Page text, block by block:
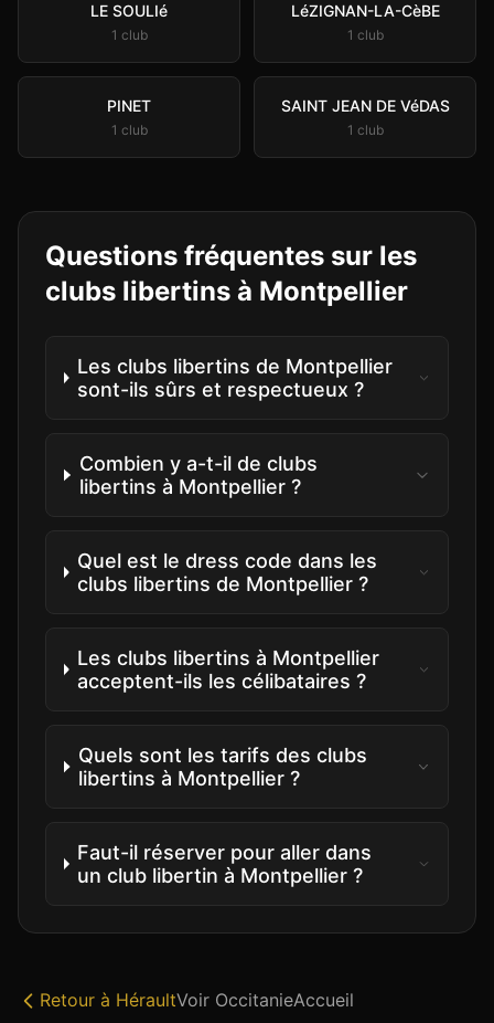
LE SOULIé
1 club
LéZIGNAN-LA-CèBE
1 club
PINET
1 club
SAINT JEAN DE VéDAS
1 club
Questions fréquentes sur les
clubs libertins à Montpellier
Les clubs libertins de Montpellier
sont-ils sûrs et respectueux ?
Combien y a-t-il de clubs
libertins à Montpellier ?
Quel est le dress code dans les
clubs libertins de Montpellier ?
Les clubs libertins à Montpellier
acceptent-ils les célibataires ?
Quels sont les tarifs des clubs
libertins à Montpellier ?
Faut-il réserver pour aller dans
un club libertin à Montpellier ?
Retour à HéraultVoir OccitanieAccueil